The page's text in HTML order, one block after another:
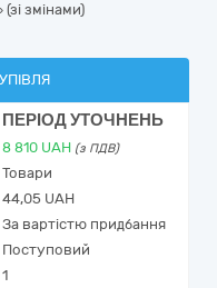
змінами)
ПЕРІОД УТОЧНЕНЬ
8 810 UAH (з ПДВ)
Товари
44,05 UAH
За вартістю придбання
Поступовий
1